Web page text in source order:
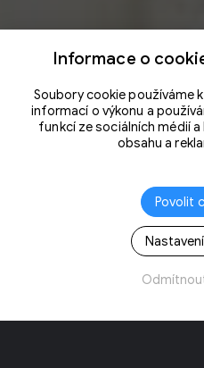
Informace o
Soubory cookie používáme
informací o výkonu a
funkcí ze sociálních médií
obsahu a
Povolit